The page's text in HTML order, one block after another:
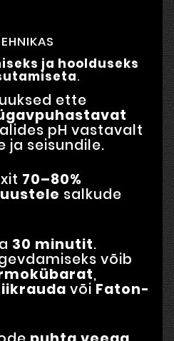
ja hoolduseks
.
ette
pH vastavalt
ja seisundile.
70–80%
salkude
30 minutit.
võib
,
või Faton-